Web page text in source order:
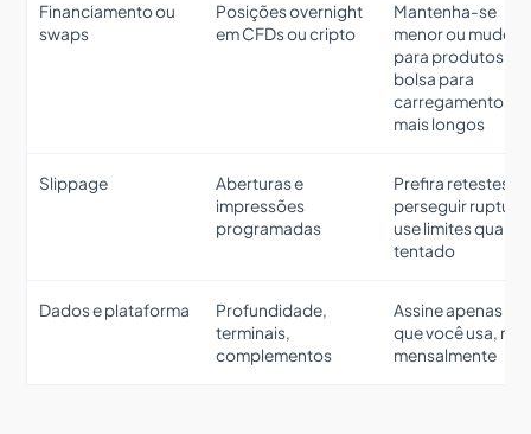
Financiamento ou
swaps
Posições overnight
em CFDs ou cripto
Mantenha-se
menor ou mude
para produtos de
bolsa para
carregamentos
mais longos
Slippage
Aberturas e
impressões
programadas
Prefira retestes a
perseguir
use limites
tentado
Dados e plataforma
Profundidade,
terminais,
complementos
Assine apenas o
que você usa,
mensalmente